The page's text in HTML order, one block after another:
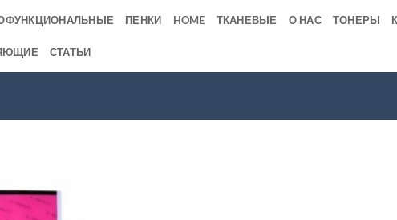
ПЕНКИ HOME ТКАНЕВЫЕ О НАС ТОНЕРЫ
СТАТЬИ